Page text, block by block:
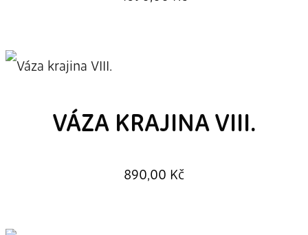
VÁZA KRAJINA VIII.
890,00 Kč